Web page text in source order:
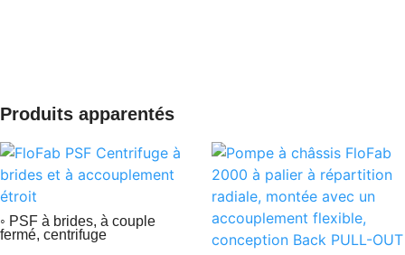
Produits apparentés
◦ PSF à brides, à couple
fermé, centrifuge